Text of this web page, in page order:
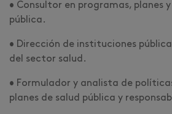
• Consultor en programas, planes
pública.
• Dirección de instituciones
del sector salud.
• Formulador y analista de
planes de salud pública y